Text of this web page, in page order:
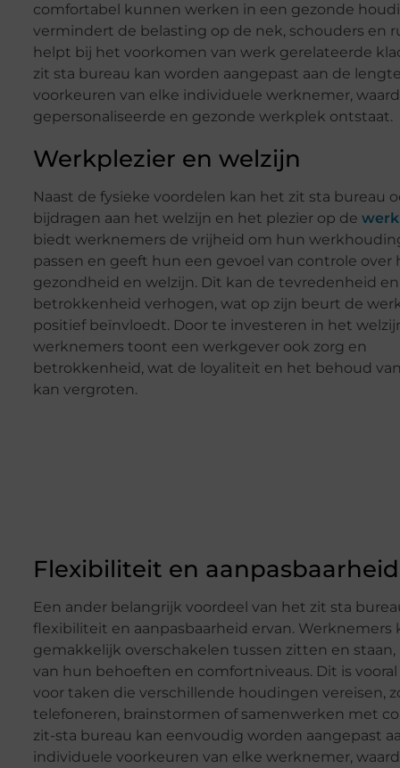
comfortabel kunnen werken in een gezonde
vermindert de belasting op de nek, schouders en
helpt bij het voorkomen van werk gerelateerde
zit sta bureau kan worden aangepast aan de
voorkeuren van elke individuele werknemer,
gepersonaliseerde en gezonde werkplek ontstaat.
Werkplezier en welzijn
Naast de fysieke voordelen kan het zit sta bureau
bijdragen aan het welzijn en het plezier op de
biedt werknemers de vrijheid om hun
passen en geeft hun een gevoel van controle over
gezondheid en welzijn. Dit kan de tevredenheid en
betrokkenheid verhogen, wat op zijn beurt de
positief beïnvloedt. Door te investeren in het
werknemers toont een werkgever ook zorg en
betrokkenheid, wat de loyaliteit en het behoud
kan vergroten.
Flexibiliteit en aanpasbaarheid
Een ander belangrijk voordeel van het zit sta
flexibiliteit en aanpasbaarheid ervan. Werknemers
gemakkelijk overschakelen tussen zitten en staan,
van hun behoeften en comfortniveaus. Dit is
voor taken die verschillende houdingen vereisen,
telefoneren, brainstormen of samenwerken met
zit-sta bureau kan eenvoudig worden aangepast
individuele voorkeuren van elke werknemer,